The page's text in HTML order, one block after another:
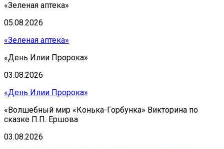
«Зеленая аптека»
05.08.2026
«Зеленая аптека»
«День Илии Пророка»
03.08.2026
«День Илии Пророка»
«Волшебный мир «Конька-Горбунка» Викторина по
сказке П.П. Ершова
03.08.2026